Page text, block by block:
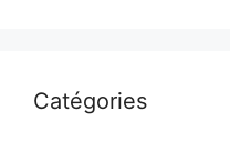
Catégories